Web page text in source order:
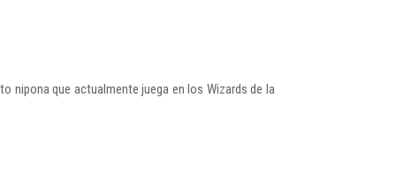
nipona que actualmente juega en los Wizards de la